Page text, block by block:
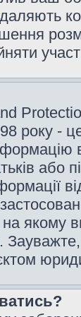
року -
або
якому